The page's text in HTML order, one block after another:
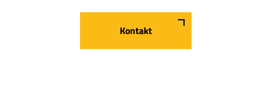
Kontakt